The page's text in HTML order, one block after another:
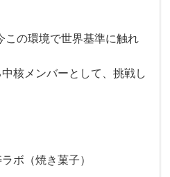
この環境で世界基準に触れ
核メンバーとして、挑戦し
ボ（焼き菓子）